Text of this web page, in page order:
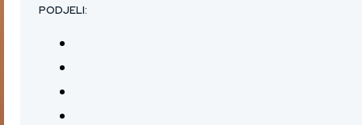
PODJELI: